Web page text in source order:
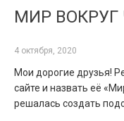
МИР ВОКРУГ
4 октября, 2020
Мои дорогие друзья!
сайте и назвать её
решалась создать